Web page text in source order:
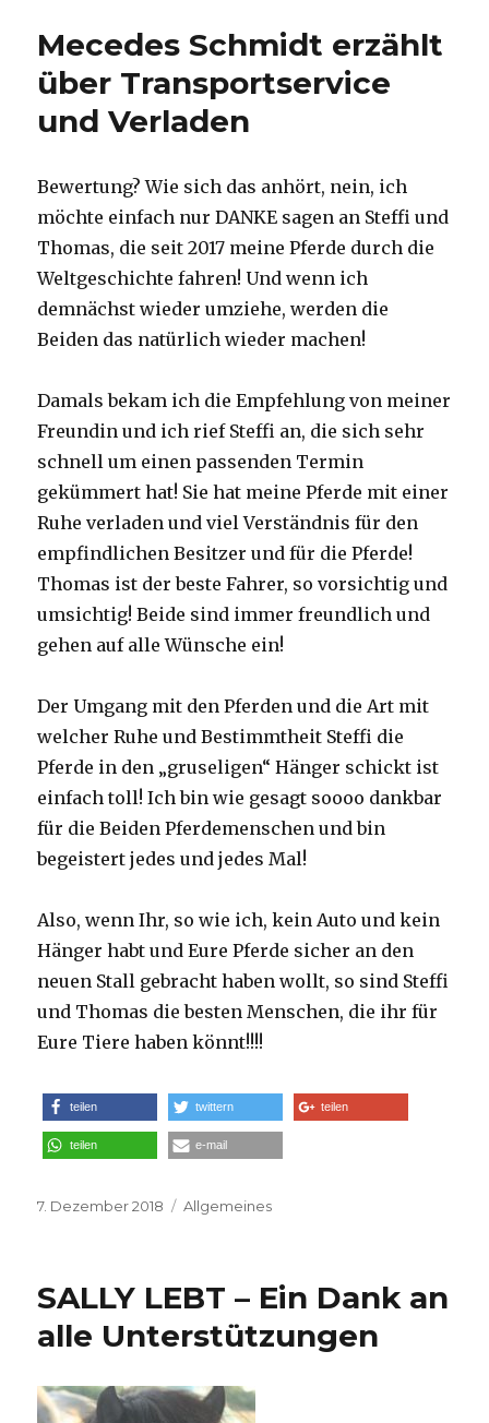
Mecedes Schmidt erzählt
über Transportservice
und Verladen
Bewertung? Wie sich das anhört, nein, ich
möchte einfach nur DANKE sagen an Steffi und
Thomas, die seit 2017 meine Pferde durch die
Weltgeschichte fahren! Und wenn ich
demnächst wieder umziehe, werden die
Beiden das natürlich wieder machen!
Damals bekam ich die Empfehlung von meiner
Freundin und ich rief Steffi an, die sich sehr
schnell um einen passenden Termin
gekümmert hat! Sie hat meine Pferde mit einer
Ruhe verladen und viel Verständnis für den
empfindlichen Besitzer und für die Pferde!
Thomas ist der beste Fahrer, so vorsichtig und
umsichtig! Beide sind immer freundlich und
gehen auf alle Wünsche ein!
Der Umgang mit den Pferden und die Art mit
welcher Ruhe und Bestimmtheit Steffi die
Pferde in den „gruseligen“ Hänger schickt ist
einfach toll! Ich bin wie gesagt soooo dankbar
für die Beiden Pferdemenschen und bin
begeistert jedes und jedes Mal!
Also, wenn Ihr, so wie ich, kein Auto und kein
Hänger habt und Eure Pferde sicher an den
neuen Stall gebracht haben wollt, so sind Steffi
und Thomas die besten Menschen, die ihr für
Eure Tiere haben könnt!!!!
teilen twittern teilen
teilen e-mail
Veröffentlicht
7. Dezember 2018 Kategorien
Allgemeines
SALLY LEBT – Ein Dank an
alle Unterstützungen